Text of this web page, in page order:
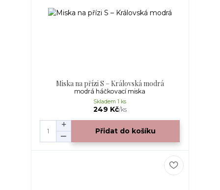
Miska na přízi S – Královská modrá
modrá háčkovací miska
249 Kč/ks
Skladem 1 ks
Přidat do košíku